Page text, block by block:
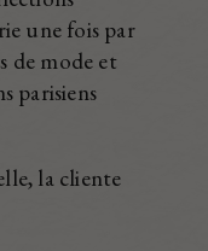
une fois par
de mode et
parisiens
la cliente